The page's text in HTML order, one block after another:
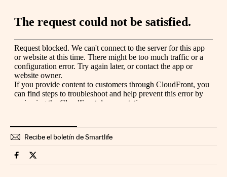
Recibe el boletín de Smartlife
Smartlife Cinco Días en Facebook
Smartlife Cinco Días en Twitter